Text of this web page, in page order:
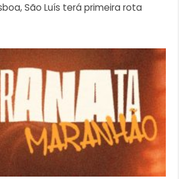
São Luís terá primeira rota